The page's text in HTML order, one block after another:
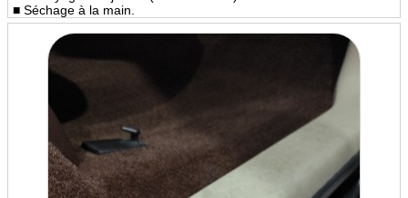
■ Séchage à la main.